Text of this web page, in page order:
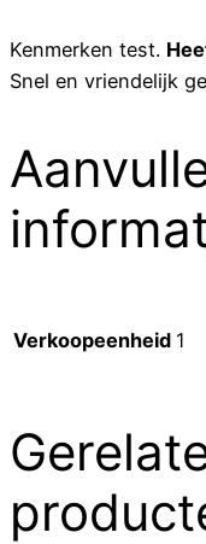
Kenmerken test.
Snel en vriendelijk
Verkoopeenheid 1